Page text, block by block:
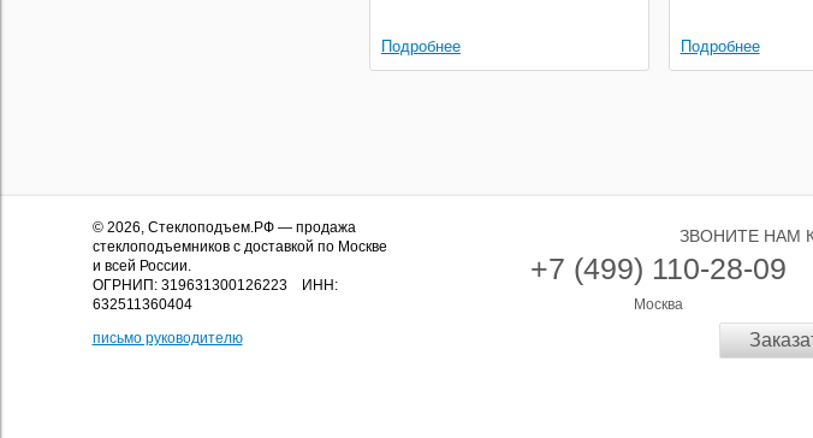
Подробнее Подробнее
© 2026, Стеклоподъем.РФ— продажа
стеклоподъемников с доставкой по Москве
и всей России.
ОГРНИП: 319631300126223 ИНН:
632511360404
письмо руководителю
ЗВОНИТЕ НАМ
+7 (499) 110-28-09
Москва